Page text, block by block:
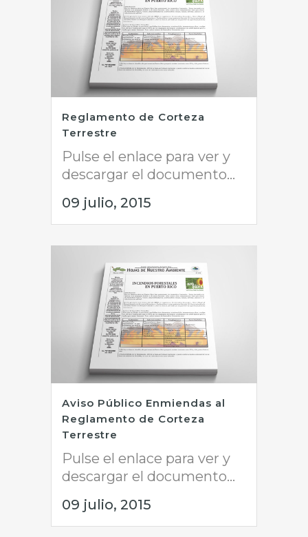
Reglamento de Corteza
Terrestre
Pulse el enlace para ver y
descargar el documento...
09 julio, 2015
Aviso Público Enmiendas al
Reglamento de Corteza
Terrestre
Pulse el enlace para ver y
descargar el documento...
09 julio, 2015